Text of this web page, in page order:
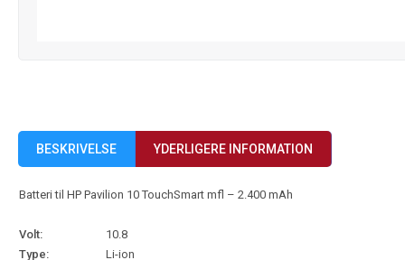
BESKRIVELSE YDERLIGERE INFORMATION
Batteri til HP Pavilion 10 TouchSmart mfl – 2.400 mAh
Volt:
10.8
Type:
Li-ion